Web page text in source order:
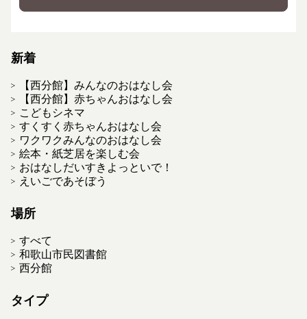
新着
【西分館】みんなのおはなし会
【西分館】赤ちゃんおはなし会
こどもシネマ
すくすく赤ちゃんおはなし会
ワクワクみんなのおはなし会
絵本・紙芝居を楽しむ会
おはなしだいすきよっといで！
えいごであそぼう
場所
すべて
和歌山市民図書館
西分館
タイプ